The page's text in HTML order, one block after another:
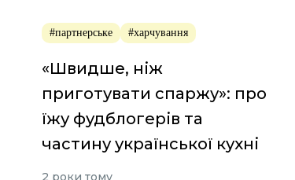
#партнерське #харчування
«Швидше, ніж
приготувати спаржу»: про
їжу фудблогерів та
частину української кухні
2 роки тому